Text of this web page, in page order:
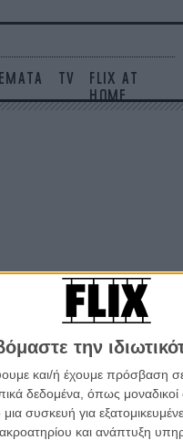
την
και/ή έχουμε πρόσβαση
δεδομένα, όπως μοναδικοί
συσκευή για
και ανάπτυξη
TV
FLIX AT
HOME